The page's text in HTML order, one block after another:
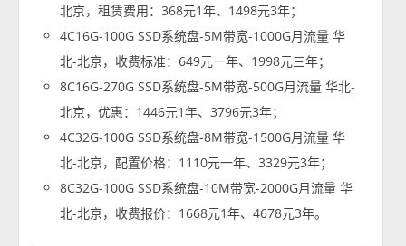
北京，租赁费用：368元1年、1498元3年；
4C16G-100G SSD系统盘-5M带宽-1000G月流量 华
北-北京，收费标准：649元一年、1998元三年；
8C16G-270G SSD系统盘-5M带宽-500G月流量 华北-
北京，优惠：1446元1年、3796元3年；
4C32G-100G SSD系统盘-8M带宽-1500G月流量 华
北-北京，配置价格：1110元一年、3329元3年；
8C32G-100G SSD系统盘-10M带宽-2000G月流量 华
北-北京，收费报价：1668元1年、4678元3年。